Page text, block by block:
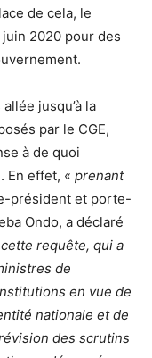
de cela, le
2020 pour des
jusqu’à la
par le CGE,
à de quoi
En effet, « prenant
président et porte-
Ondo, a déclaré
requête, qui a
de
en vue de
nationale et de
des scrutins